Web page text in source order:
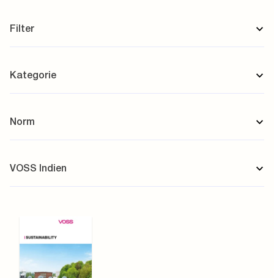
Filter
Kategorie
Norm
VOSS Indien